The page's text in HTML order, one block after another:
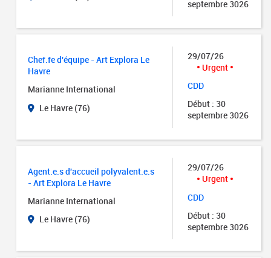
septembre 3026
Chef.fe d'équipe - Art Explora Le
Havre
Marianne International
Le Havre (76)
29/07/26
Urgent
CDD
Début : 30
septembre 3026
Agent.e.s d'accueil polyvalent.e.s
- Art Explora Le Havre
Marianne International
Le Havre (76)
29/07/26
Urgent
CDD
Début : 30
septembre 3026